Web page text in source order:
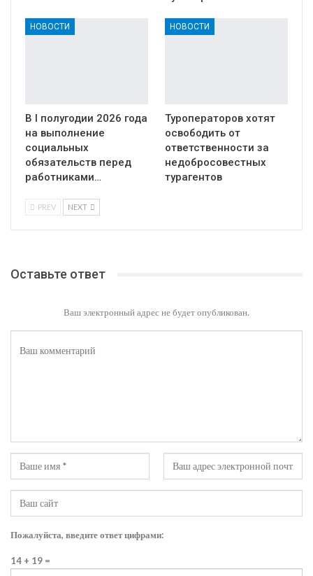
НОВОСТИ
В I полугодии 2026 года
на выполнение
социальных
обязательств перед
работниками…
НОВОСТИ
Туроператоров хотят
освободить от
ответственности за
недобросовестных
турагентов
PREV NEXT
Оставьте ответ
Ваш электронный адрес не будет опубликован.
Пожалуйста, введите ответ цифрами:
14 + 19 =